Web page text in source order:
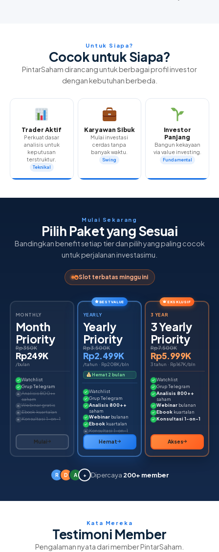
Untuk Siapa?
Cocok untuk Siapa?
PintarSaham dirancang untuk berbagai profil investor
dengan kebutuhan berbeda.
Trader Aktif
Perkuat dasar
analisis untuk
keputusan
terstruktur.
Teknikal
Karyawan Sibuk
Mulai investasi
cerdas tanpa
banyak waktu.
Swing
Investor
Panjang
Bangun kekayaan
via value investing.
Fundamental
Mulai Sekarang
Pilih Paket yang Sesuai
Bandingkan benefit setiap tier dan pilih yang paling cocok
untuk perjalanan investasimu.
Slot terbatas minggu ini
MONTHLY
Month
Priority
Rp350K
Rp249K
/bulan
Watchlist
Grup Telegram
Analisis 800++
saham
Webinar gratis
Ebook kuartalan
Konsultasi 1-on-1
Mulai
BEST VALUE
YEARLY
Yearly
Priority
Rp3.500K
Rp2.499K
/tahun · Rp208K/bln
Hemat 2 bulan
Watchlist
Grup Telegram
Analisis 800++
saham
Webinarbulanan
Ebookkuartalan
Konsultasi 1-on-1
Hemat
EKSKLUSIF
3 YEAR
3 Yearly
Priority
Rp7.500K
Rp5.999K
3 tahun · Rp167K/bln
Watchlist
Grup Telegram
Analisis 800++
saham
Webinarbulanan
Ebookkuartalan
Konsultasi 1-on-1
Akses
R D A + Dipercaya 200+ member
Kata Mereka
Testimoni Member
Pengalaman nyata dari member PintarSaham.